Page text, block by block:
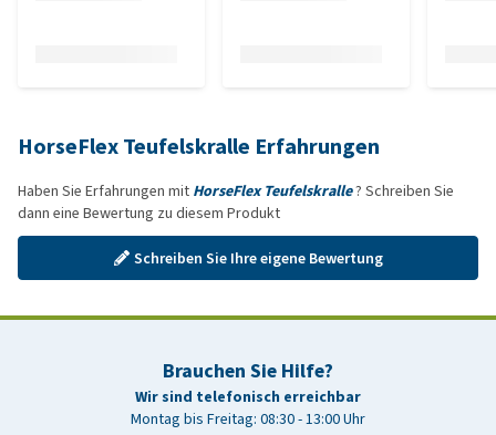
HorseFlex Teufelskralle Erfahrungen
Haben Sie Erfahrungen mit HorseFlex Teufelskralle? Schreiben Sie
dann eine Bewertung zu diesem Produkt
Schreiben Sie Ihre eigene Bewertung
Brauchen Sie Hilfe?
Wir sind telefonisch erreichbar
Montag bis Freitag: 08:30 - 13:00 Uhr